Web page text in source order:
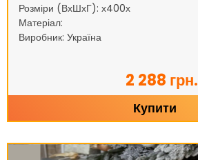
Розміри (ВхШхГ): х400х
Матеріал:
Виробник: Україна
2 288 грн.
Купити